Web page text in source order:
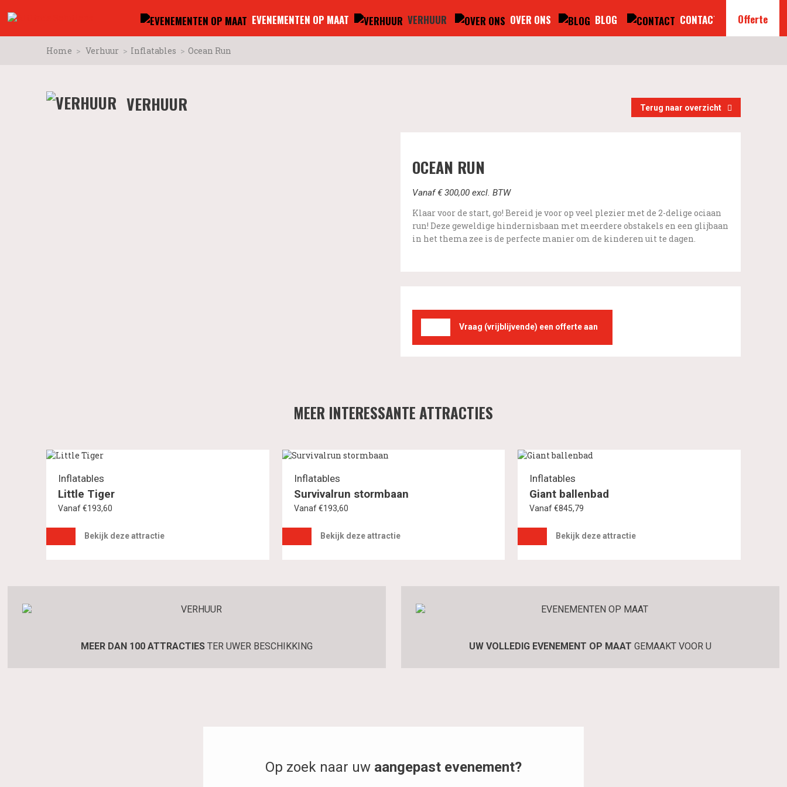
EVENEMENTEN OP MAAT VERHUUR OVER ONS BLOG CONTACT Offerte
Home Verhuur Inflatables Ocean Run
VERHUUR Terug naar overzicht
OCEAN RUN
Vanaf€300,00 excl. BTW
Klaar voor de start, go! Bereid je voor op veel plezier met de 2-delige ociaan
run! Deze geweldige hindernisbaan met meerdere obstakels en een glijbaan
in het thema zee is de perfecte manier om de kinderen uit te dagen.
Vraag (vrijblijvende) een offerte aan
MEER INTERESSANTE ATTRACTIES
Inflatables
Little Tiger
Vanaf €193,60
Bekijk deze attractie
Inflatables
Survivalrun stormbaan
Vanaf €193,60
Bekijk deze attractie
Inflatables
Giant ballenbad
Vanaf €845,79
Bekijk deze attractie
MEER DAN 100 ATTRACTIES TER UWER BESCHIKKING UW VOLLEDIG EVENEMENT OP MAAT GEMAAKT VOOR U
Op zoek naar uw aangepast evenement?